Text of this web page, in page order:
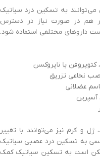
می‌توانند به تسکین درد سیاتیک
هم در صورت نیاز در دسترس
داروهای مختلفی استفاده شود.
نخاعی تزریق
عضلانی
و کرم نیز می‌توانند با تغییر
به تسکین درد عصبی سیاتیک
است به تسکین سیاتیک کمک